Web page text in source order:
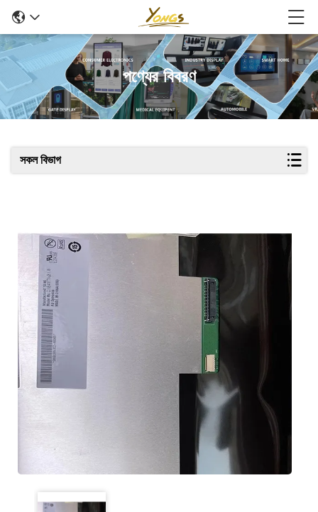
পণ্যের বিবরণ
সকল বিভাগ